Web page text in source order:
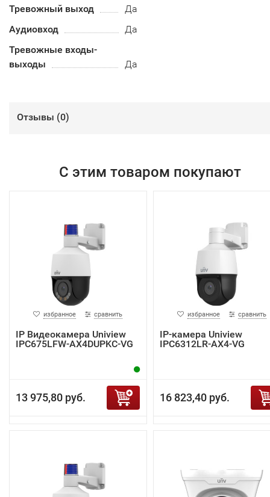
Тревожный выход
Да
Аудиовход
Да
Тревожные входы-
выходы
Да
Отзывы (0)
С этим товаром покупают
избранное сравнить
IP Видеокамера Uniview
IPC675LFW-AX4DUPKC-VG
13 975,80 руб.
избранное сравнить
IP-камера Uniview
IPC6312LR-AX4-VG
16 823,40 руб.